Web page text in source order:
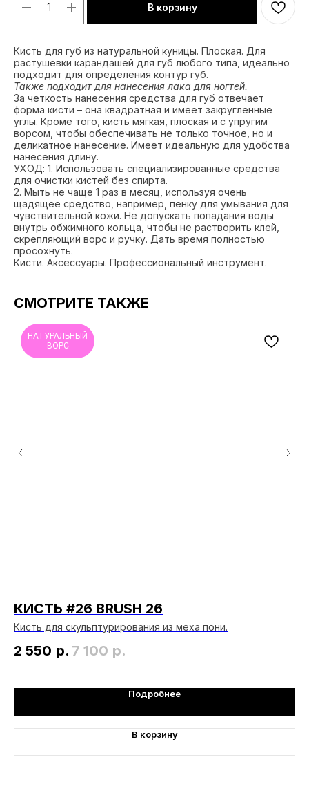
В корзину
Кисть для губ из натуральной куницы. Плоская. Для
растушевки карандашей для губ любого типа, идеально
подходит для определения контур губ.
Также подходит для нанесения лака для ногтей.
За четкость нанесения средства для губ отвечает
форма кисти – она квадратная и имеет закругленные
углы. Кроме того, кисть мягкая, плоская и с упругим
ворсом, чтобы обеспечивать не только точное, но и
деликатное нанесение. Имеет идеальную для удобства
нанесения длину.
УХОД: 1. Использовать специализированные средства
для очистки кистей без спирта.
2. Мыть не чаще 1 раз в месяц, используя очень
щадящее средство, например, пенку для умывания для
чувствительной кожи. Не допускать попадания воды
внутрь обжимного кольца, чтобы не растворить клей,
скрепляющий ворс и ручку. Дать время полностью
просохнуть.
Кисти. Аксессуары. Профессиональный инструмент.
СМОТРИТЕ ТАКЖЕ
НАТУРАЛЬНЫЙ
ВОРС
КИСТЬ #26 BRUSH 26
​Кисть для скульптурирования из меха пони.
2 550 р. 7 100 р.
Подробнее
В корзину